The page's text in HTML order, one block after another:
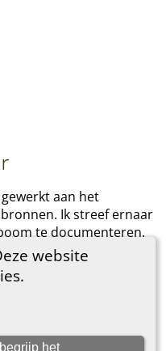
website
begrijp het
aan het
Ik streef ernaar
te documenteren.
mij dan weten.
Darrin Lythgoe © 2001-2026.